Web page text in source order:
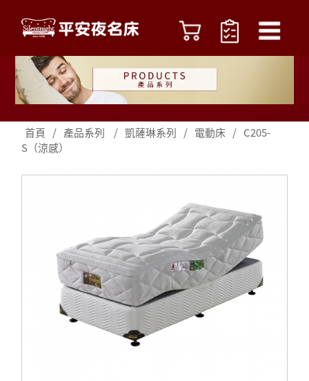
首頁 / 產品系列 / 凱薩琳系列 / 電動床 / C205-
S（涼感）